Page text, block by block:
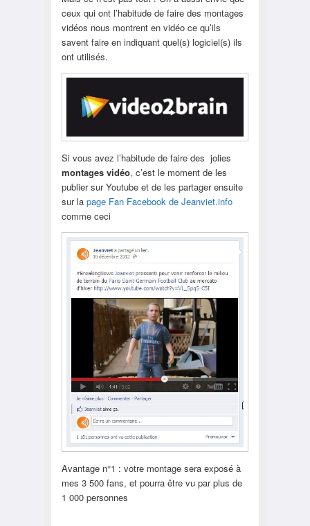
ceux qui ont l’habitude de faire des montages
vidéos nous montrent en vidéo ce qu’ils
savent faire en indiquant quel(s) logiciel(s) ils
ont utilisés.
Si vous avez l’habitude de faire des jolies
montages vidéo, c’est le moment de les
publier sur Youtube et de les partager ensuite
sur la page Fan Facebook de Jeanviet.info
comme ceci
Avantage n°1 : votre montage sera exposé à
mes 3 500 fans, et pourra être vu par plus de
1 000 personnes